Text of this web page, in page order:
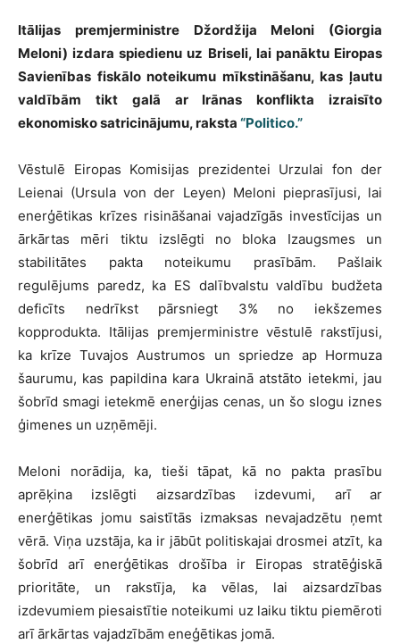
Itālijas premjerministre Džordžija Meloni (Giorgia
Meloni) izdara spiedienu uz Briseli, lai panāktu Eiropas
Savienības fiskālo noteikumu mīkstināšanu, kas ļautu
valdībām tikt galā ar Irānas konflikta izraisīto
ekonomisko satricinājumu, raksta “Politico.”
Vēstulē Eiropas Komisijas prezidentei Urzulai fon der
Leienai (Ursula von der Leyen) Meloni pieprasījusi, lai
enerģētikas krīzes risināšanai vajadzīgās investīcijas un
ārkārtas mēri tiktu izslēgti no bloka Izaugsmes un
stabilitātes pakta noteikumu prasībām. Pašlaik
regulējums paredz, ka ES dalībvalstu valdību budžeta
deficīts nedrīkst pārsniegt 3% no iekšzemes
kopprodukta. Itālijas premjerministre vēstulē rakstījusi,
ka krīze Tuvajos Austrumos un spriedze ap Hormuza
šaurumu, kas papildina kara Ukrainā atstāto ietekmi, jau
šobrīd smagi ietekmē enerģijas cenas, un šo slogu iznes
ģimenes un uzņēmēji.
Meloni norādija, ka, tieši tāpat, kā no pakta prasību
aprēķina izslēgti aizsardzības izdevumi, arī ar
enerģētikas jomu saistītās izmaksas nevajadzētu ņemt
vērā. Viņa uzstāja, ka ir jābūt politiskajai drosmei atzīt, ka
šobrīd arī enerģētikas drošība ir Eiropas stratēģiskā
prioritāte, un rakstīja, ka vēlas, lai aizsardzības
izdevumiem piesaistītie noteikumi uz laiku tiktu piemēroti
arī ārkārtas vajadzībām eneģētikas jomā.